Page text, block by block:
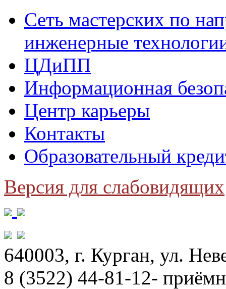
Сеть мастерских по
инженерные
ЦДиПП
Информационная
Центр карьеры
Контакты
Образовательный
Версия для слабовидящих
640003, г. Курган, ул.
8 (3522) 44-81-12-